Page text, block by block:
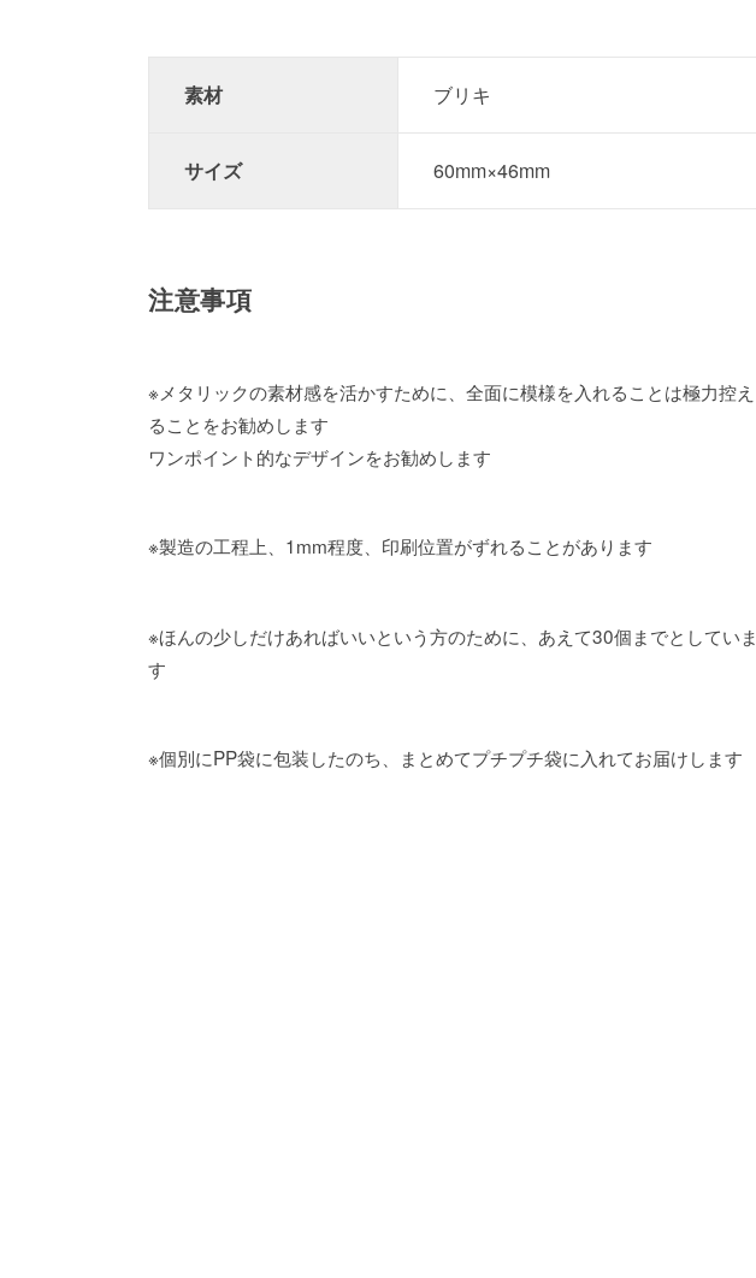
素材 ブリキ
サイズ 60mm×46mm
注意事項
※メタリックの素材感を活かすために、全面に模様を入れることは極力控え
ることをお勧めします
ワンポイント的なデザインをお勧めします
※製造の工程上、1mm程度、印刷位置がずれることがあります
※ほんの少しだけあればいいという方のために、あえて30個までとしていま
す
※個別にPP袋に包装したのち、まとめてプチプチ袋に入れてお届けします